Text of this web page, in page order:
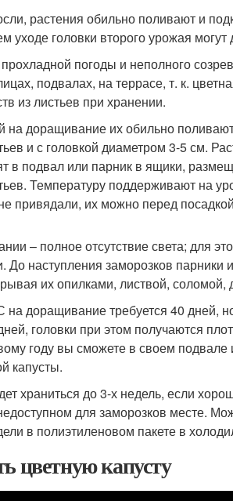
растения обильно поливают и
головки второго урожая могут
погоды и неполного
подвалах, на террасе, т. к.
из листьев при хранении.
на доращивание их обильно
и с головкой диаметром 3-5 см.
в подвал или парник в ящики,
Температуру поддерживают на
привядали, их можно перед
– полное отсутствие света; для
До наступления заморозков
их опилками, листвой,
на доращивание требуется 40 дней,
головки при этом получаются
году вы сможете в своем
капусты.
храниться до 3-х недель, если
для заморозков месте.
в полиэтиленовом пакете в
цветную капусту